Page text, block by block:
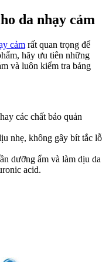
da nhạy cảm
cảm rất quan trọng để
hãy ưu tiên những
và luôn kiểm tra bảng
các chất bảo quản
nhẹ, không gây bít tắc lỗ
dưỡng ẩm và làm dịu da
acid.